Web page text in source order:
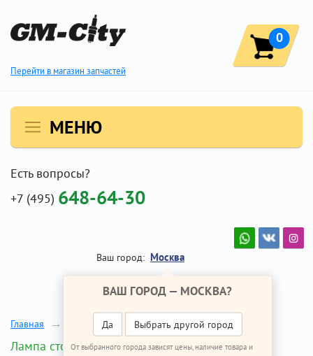
Перейти в магазин запчастей
0
МЕНЮ
Есть вопросы?
+7 (495) 648-64-30
Ваш город: Москва
ВАШ ГОРОД — МОСКВА?
Да Выбрать другой город
От выбранного города зависят цены, наличие товара и
Главная Ремонт Шевроле Эпика
Лампа стоп-сигнала